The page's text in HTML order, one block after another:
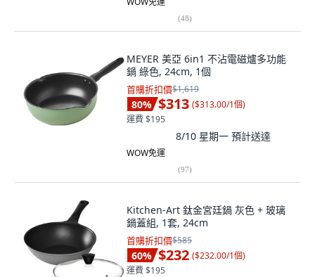
(48)
MEYER 美亞 6in1 不沾電磁爐多功能
鍋 綠色, 24cm, 1個
首購折扣價$1,619
80% $313 ($313.00/1個)
運費 $195
8/10 星期一 預計送達
WOW免運
(97)
Kitchen-Art 鈦金宮廷鍋 灰色 + 玻璃
鍋蓋組, 1套, 24cm
首購折扣價$585
60% $232 ($232.00/1個)
運費 $195